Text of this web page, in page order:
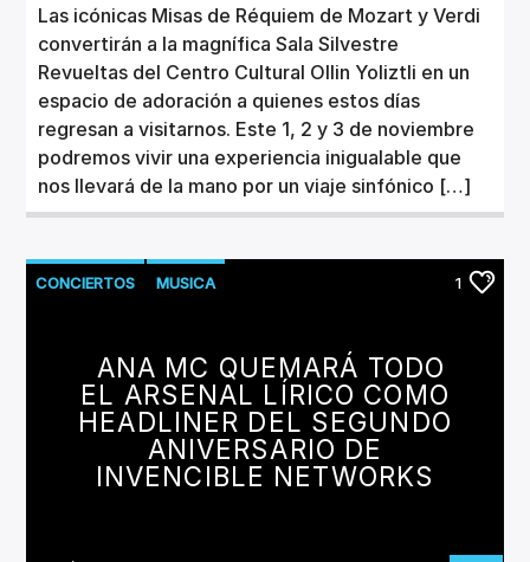
Las icónicas Misas de Réquiem de Mozart y Verdi
convertirán a la magnífica Sala Silvestre
Revueltas del Centro Cultural Ollin Yoliztli en un
espacio de adoración a quienes estos días
regresan a visitarnos. Este 1, 2 y 3 de noviembre
podremos vivir una experiencia inigualable que
nos llevará de la mano por un viaje sinfónico […]
CONCIERTOS MUSICA 1
ANA MC QUEMARÁ TODO
EL ARSENAL LÍRICO COMO
HEADLINER DEL SEGUNDO
ANIVERSARIO DE
INVENCIBLE NETWORKS